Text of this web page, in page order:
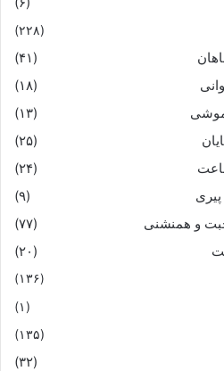
(۲۲۸)
(۴۱)
(۱۸)
(۱۳)
(۲۵)
(۲۴)
(۹)
و همنشنى
(۷۷)
(۲۰)
(۱۳۶)
(۱)
(۱۳۵)
(۳۲)